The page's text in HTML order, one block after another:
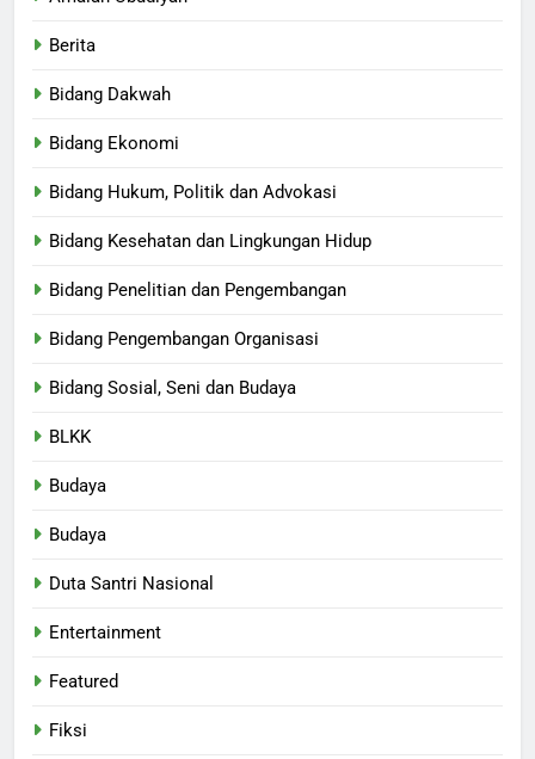
Berita
Bidang Dakwah
Bidang Ekonomi
Bidang Hukum, Politik dan Advokasi
Bidang Kesehatan dan Lingkungan Hidup
Bidang Penelitian dan Pengembangan
Bidang Pengembangan Organisasi
Bidang Sosial, Seni dan Budaya
BLKK
Budaya
Budaya
Duta Santri Nasional
Entertainment
Featured
Fiksi